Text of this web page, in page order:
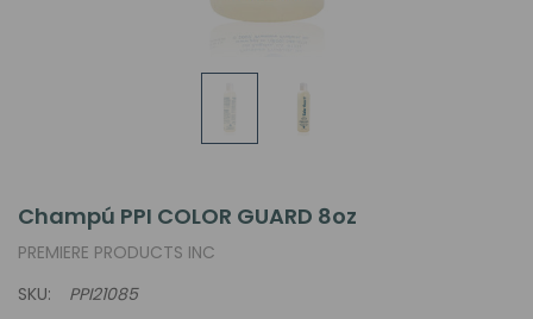
Champú PPI COLOR GUARD 8oz
PREMIERE PRODUCTS INC
SKU:
PPI21085